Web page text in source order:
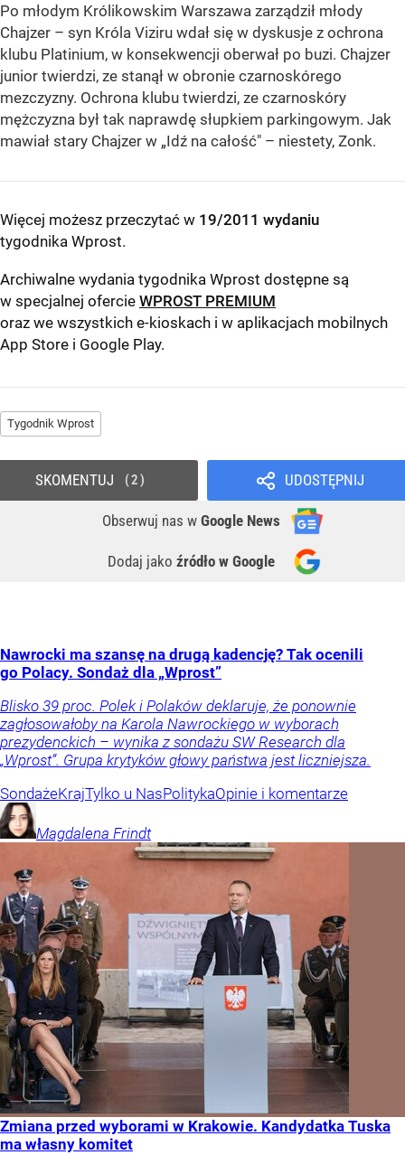
Po młodym Królikowskim Warszawa zarządził młody
Chajzer – syn Króla Viziru wdał się w dyskusje z ochrona
klubu Platinium, w konsekwencji oberwał po buzi. Chajzer
junior twierdzi, ze stanął w obronie czarnoskórego
mezczyzny. Ochrona klubu twierdzi, ze czarnoskóry
mężczyzna był tak naprawdę słupkiem parkingowym. Jak
mawiał stary Chajzer w „Idź na całość" – niestety, Zonk.
Więcej możesz przeczytać w 19/2011 wydaniu
tygodnika Wprost.
Archiwalne wydania tygodnika Wprost dostępne są
w specjalnej ofercie WPROST PREMIUM
oraz we wszystkich e-kioskach i w aplikacjach mobilnych
App Store i Google Play.
Tygodnik Wprost
UDOSTĘPNIJ
Obserwuj nas w Google News
Dodaj jako źródło w Google
SKOMENTUJ 2
Nawrocki ma szansę na drugą kadencję? Tak ocenili
go Polacy. Sondaż dla „Wprost”
Blisko 39 proc. Polek i Polaków deklaruje, że ponownie
zagłosowałoby na Karola Nawrockiego w wyborach
prezydenckich – wynika z sondażu SW Research dla
„Wprost”. Grupa krytyków głowy państwa jest liczniejsza.
SondażeKrajTylko u NasPolitykaOpinie i komentarze
Magdalena Frindt
Zmiana przed wyborami w Krakowie. Kandydatka Tuska
ma własny komitet